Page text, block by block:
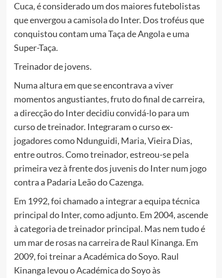
Cuca, é considerado um dos maiores futebolistas
que envergou a camisola do Inter. Dos troféus que
conquistou contam uma Taça de Angola e uma
Super-Taça.
Treinador de jovens.
Numa altura em que se encontrava a viver
momentos angustiantes, fruto do final de carreira,
a direcção do Inter decidiu convidá-lo para um
curso de treinador. Integraram o curso ex-
jogadores como Ndunguidi, Maria, Vieira Dias,
entre outros. Como treinador, estreou-se pela
primeira vez à frente dos juvenis do Inter num jogo
contra a Padaria Leão do Cazenga.
Em 1992, foi chamado a integrar a equipa técnica
principal do Inter, como adjunto. Em 2004, ascende
à categoria de treinador principal. Mas nem tudo é
um mar de rosas na carreira de Raul Kinanga. Em
2009, foi treinar a Académica do Soyo. Raul
Kinanga levou o Académica do Soyo às